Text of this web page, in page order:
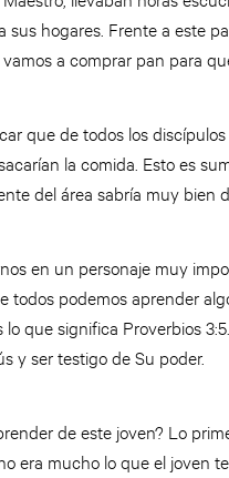
sus hogares. Frente a este
a comprar pan para
que de todos los
la comida. Esto es
del área sabría muy bien
en un personaje muy
todos podemos aprender
que significa Proverbios
y ser testigo de Su poder.
de este joven? Lo
era mucho lo que el joven